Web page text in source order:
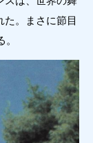
た。まさに節目